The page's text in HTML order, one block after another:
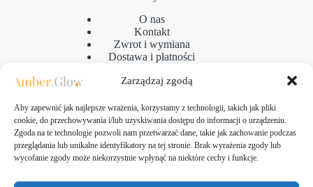
Zarządzaj zgodą
Aby zapewnić jak najlepsze wrażenia, korzystamy z technologii, takich jak pliki
cookie, do przechowywania i/lub uzyskiwania dostępu do informacji o urządzeniu.
Zgoda na te technologie pozwoli nam przetwarzać dane, takie jak zachowanie podczas
przeglądania lub unikalne identyfikatory na tej stronie. Brak wyrażenia zgody lub
wycofanie zgody może niekorzystnie wpłynąć na niektóre cechy i funkcje.
O nas
Kontakt
Zwrot i wymiana
Dostawa i płatności
Regulamin
GPSR
Polityka plikow cookies
Kontakt